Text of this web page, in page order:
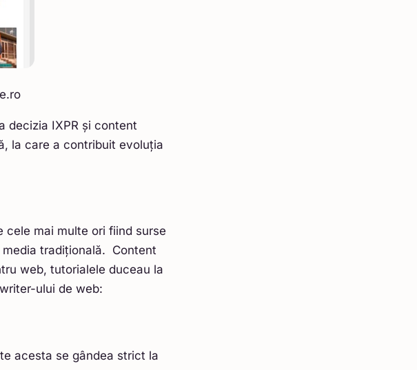
decizia IXPR și content
la care a contribuit evoluția
cele mai multe ori fiind surse
tradițională. Content
web, tutorialele duceau la
ului de web:
acesta se gândea strict la